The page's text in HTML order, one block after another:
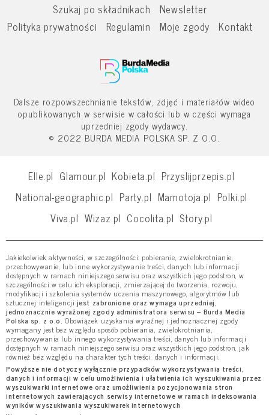
Szukaj po składnikach
Newsletter
Polityka prywatności
Regulamin Moje zgody Kontakt
Dalsze rozpowszechnianie tekstów, zdjęć i materiałów wideo
opublikowanych w serwisie w całości lub w części wymaga
uprzedniej zgody wydawcy.
© 2022 BURDA MEDIA POLSKA SP. Z O.O.
Elle.pl Glamour.pl Kobieta.pl Przyslijprzepis.pl
National-geographic.pl Party.pl Mamotoja.pl Polki.pl
Viva.pl Wizaz.pl Cocolita.pl Story.pl
Jakiekolwiek aktywności, w szczególności: pobieranie, zwielokrotnianie,
przechowywanie, lub inne wykorzystywanie treści, danych lub informacji
dostępnych w ramach niniejszego serwisu oraz wszystkich jego podstron, w
szczególności w celu ich eksploracji, zmierzającej do tworzenia, rozwoju,
modyfikacji i szkolenia systemów uczenia maszynowego, algorytmów lub
sztucznej inteligencji jest zabronione oraz wymaga uprzedniej,
jednoznacznie wyrażonej zgody administratora serwisu – Burda Media
Polska sp. z o.o. Obowiązek uzyskania wyraźnej i jednoznacznej zgody
wymagany jest bez względu sposób pobierania, zwielokrotniania,
przechowywania lub innego wykorzystywania treści, danych lub informacji
dostępnych w ramach niniejszego serwisu oraz wszystkich jego podstron, jak
również bez względu na charakter tych treści, danych i informacji.
Powyższe nie dotyczy wyłącznie przypadków wykorzystywania treści,
danych i informacji w celu umożliwienia i ułatwienia ich wyszukiwania przez
wyszukiwarki internetowe oraz umożliwienia pozycjonowania stron
internetowych zawierających serwisy internetowe w ramach indeksowania
wyników wyszukiwania wyszukiwarek internetowych